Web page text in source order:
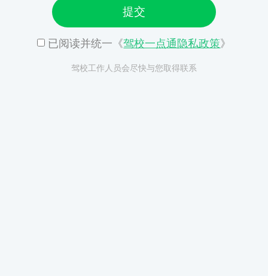
提交
已阅读并统一《驾校一点通隐私政策》
驾校工作人员会尽快与您取得联系